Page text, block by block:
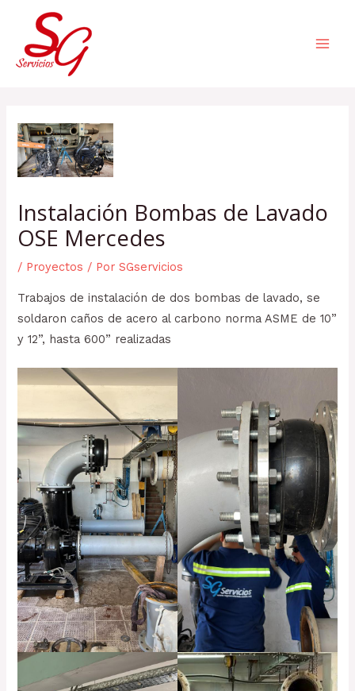
contenido
Instalación Bombas de Lavado
OSE Mercedes
/ Proyectos / PorSGservicios
Trabajos de instalación de dos bombas de lavado, se
soldaron caños de acero al carbono norma ASME de 10”
y 12”, hasta 600” realizadas
entradas